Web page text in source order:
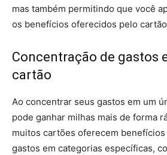
mas também permitindo que você
os benefícios oferecidos pelo
Concentração de gastos
cartão
Ao concentrar seus gastos em um
pode ganhar milhas mais de forma
muitos cartões oferecem
gastos em categorias específicas,